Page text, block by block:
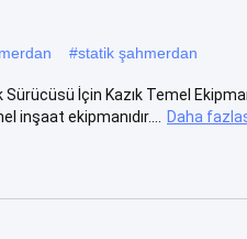
#statik şahmerdan
Sürücüsü İçin Kazık Temel
inşaat ekipmanıdır....
Daha